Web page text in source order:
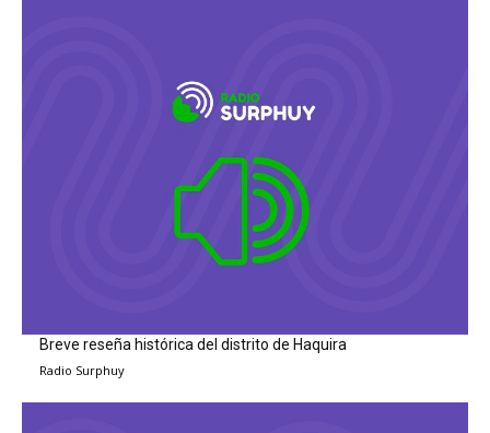
Breve reseña histórica del distrito de Haquira
Radio Surphuy